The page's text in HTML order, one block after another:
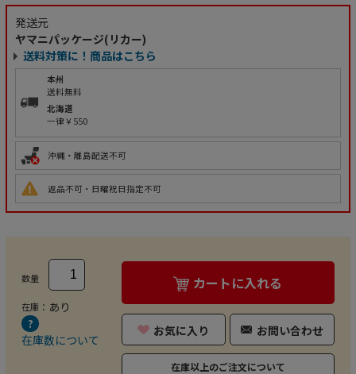
発送元
ヤマニパッケージ(リカー)
送料対策に！商品はこちら
本州
送料無料
北海道
一律￥550
沖縄・離島配送不可
返品不可・日曜祝日指定不可
数量
在庫： あり
在庫数について
カートに入れる
お気に入り お問い合わせ
在庫以上のご注文について